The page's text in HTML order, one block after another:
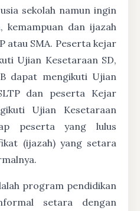
sekolah namun ingin
kemampuan dan ijazah
atau SMA. Peserta kejar
Ujian Kesetaraan SD,
dapat mengikuti Ujian
dan peserta Kejar
Ujian Kesetaraan
peserta yang lulus
(ijazah) yang setara
program pendidikan
setara dengan